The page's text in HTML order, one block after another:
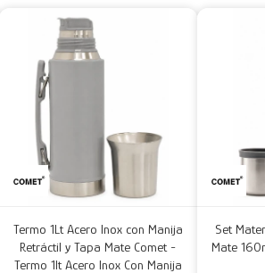
Termo 1Lt Acero Inox con Manija
Retráctil y Tapa Mate Comet -
Termo 1lt Acero Inox Con Manija
Set
Mate